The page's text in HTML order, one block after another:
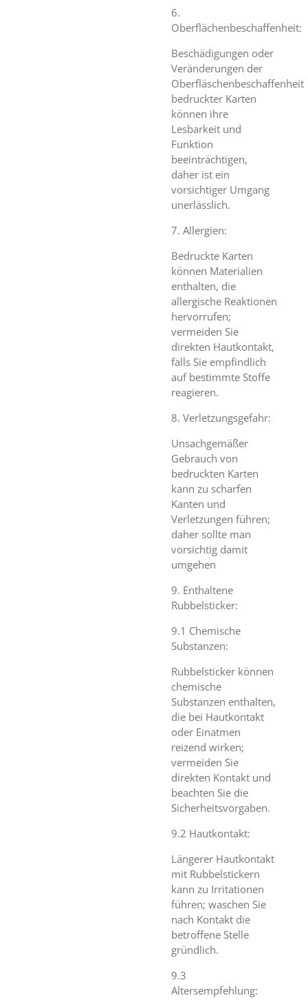
6.
Oberflächenbeschaffenheit:
Beschädigungen oder
Veränderungen der
Oberfläschenbeschaffenheit
bedruckter Karten
können ihre
Lesbarkeit und
Funktion
beeinträchtigen,
daher ist ein
vorsichtiger Umgang
unerlässlich.
7. Allergien:
Bedruckte Karten
können Materialien
enthalten, die
allergische Reaktionen
hervorrufen;
vermeiden Sie
direkten Hautkontakt,
falls Sie empfindlich
auf bestimmte Stoffe
reagieren.
8. Verletzungsgefahr:
Unsachgemäßer
Gebrauch von
bedruckten Karten
kann zu scharfen
Kanten und
Verletzungen führen;
daher sollte man
vorsichtig damit
umgehen
9. Enthaltene
Rubbelsticker:
9.1 Chemische
Substanzen:
Rubbelsticker können
chemische
Substanzen enthalten,
die bei Hautkontakt
oder Einatmen
reizend wirken;
vermeiden Sie
direkten Kontakt und
beachten Sie die
Sicherheitsvorgaben.
9.2 Hautkontakt:
Längerer Hautkontakt
mit Rubbelstickern
kann zu Irritationen
führen; waschen Sie
nach Kontakt die
betroffene Stelle
gründlich.
9.3
Altersempfehlung: